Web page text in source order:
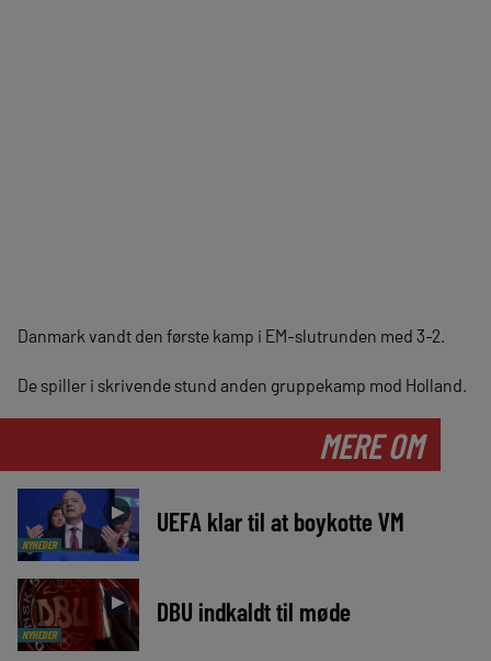
Danmark vandt den første kamp i EM-slutrunden med 3-2.
De spiller i skrivende stund anden gruppekamp mod Holland.
MERE OM
NYHEDER
► UEFA klar til at boykotte VM
NYHEDER
► DBU indkaldt til møde